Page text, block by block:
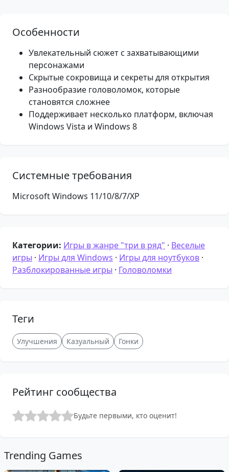
Особенности
Увлекательный сюжет с захватывающими
персонажами
Скрытые сокровища и секреты для открытия
Разнообразие головоломок, которые
становятся сложнее
Поддерживает несколько платформ, включая
Windows Vista и Windows 8
Системные требования
Microsoft Windows 11/10/8/7/XP
Категории: Игры в жанре "три в ряд" · Веселые
игры · Игры для Windows · Игры для ноутбуков ·
Разблокированные игры · Головоломки
Теги
Улучшения Казуальный Гонки
Рейтинг сообщества
Будьте первыми, кто оценит!
Trending Games